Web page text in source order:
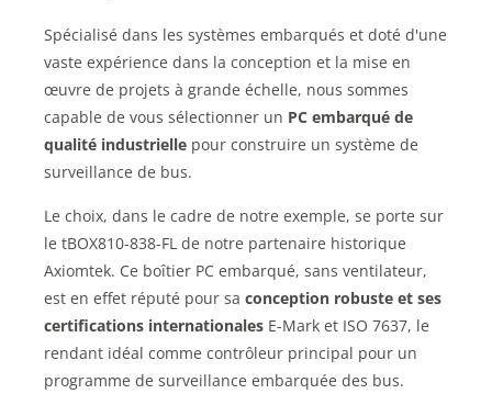
Spécialisé dans les systèmes embarqués et doté d'une
vaste expérience dans la conception et la mise en
œuvre de projets à grande échelle, nous sommes
capable de vous sélectionner un PC embarqué de
qualité industrielle pour construire un système de
surveillance de bus.
Le choix, dans le cadre de notre exemple, se porte sur
le tBOX810-838-FL de notre partenaire historique
Axiomtek. Ce boîtier PC embarqué, sans ventilateur,
est en effet réputé pour sa conception robuste et ses
certifications internationales E-Mark et ISO 7637, le
rendant idéal comme contrôleur principal pour un
programme de surveillance embarquée des bus.